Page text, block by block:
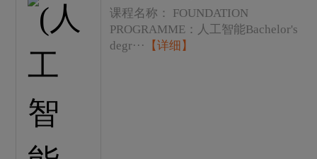
课程名称： FOUNDATION
PROGRAMME：人工智能Bachelor's
degr···
【详细】